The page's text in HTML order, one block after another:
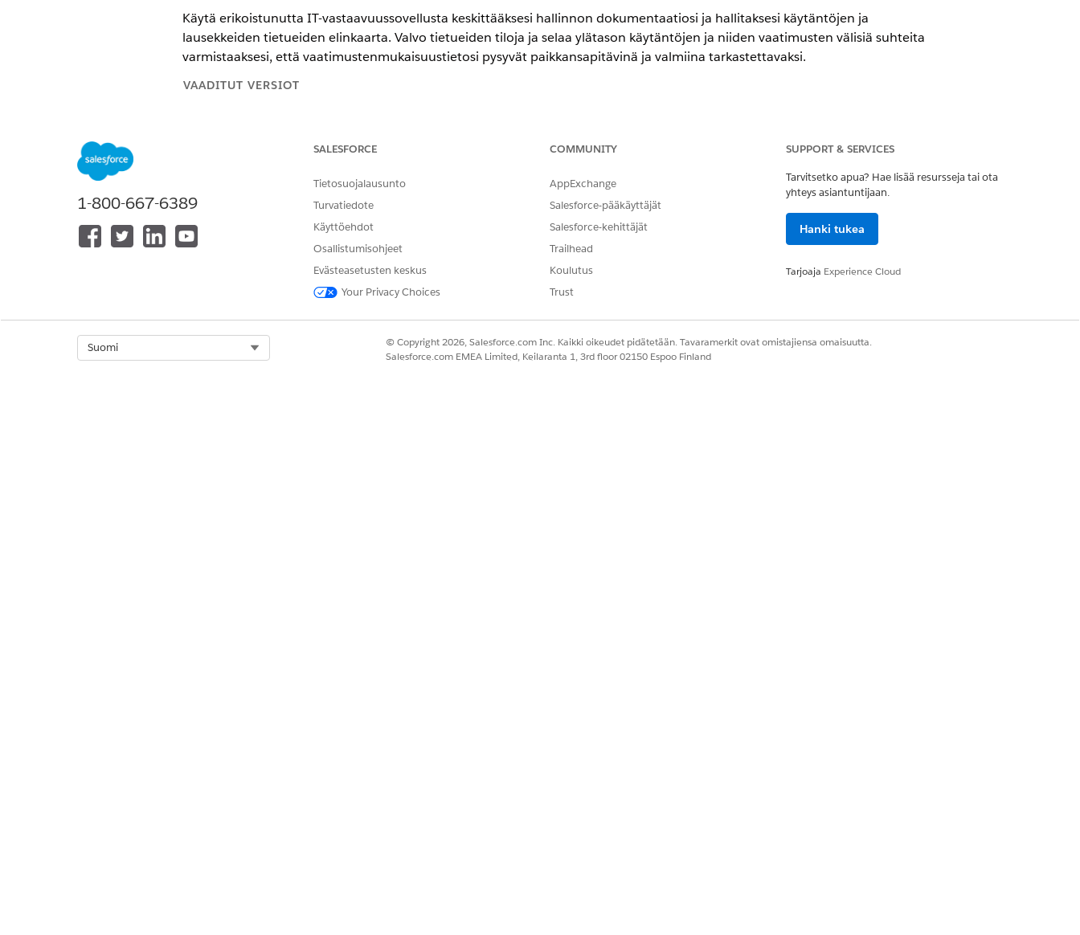
Käytä erikoistunutta IT-vastaavuussovellusta keskittääksesi hallinnon dokumentaatiosi ja hallitaksesi käytäntöjen ja
lausekkeiden tietueiden elinkaarta. Valvo tietueiden tiloja ja selaa ylätason käytäntöjen ja niiden vaatimusten välisiä suhteita
varmistaaksesi, että vaatimustenmukaisuustietosi pysyvät paikkansapitävinä ja valmiina tarkastettavaksi.
VAADITUT VERSIOT
EnterpriseEdition-,Performance UnlimitedEdition -versioissa Agentforce IT Service -palvelun avulla.
IT-vastaavuuskäytäntöjen ja käytäntöjen ehtojen luominen
Luo IT-vastaavuuskäytäntöjä ja -lausekkeita kääntääksesi ulkoisia sääntelykehyksiä, kuten SOC 2 tai HIPAA, interaktiivisiksi sisäisiksi
standardeiksi. Nämä tietueet auttavat sinua vähentämään riskejä ja varmistamaan turvalliset toiminnot kaikkialla IT-ympäristössäsi.
Luonnoskäytäntöjen lausekkeet tekoälyn avulla IT-vastaavuutta varten
Luo sisäisten käytäntöjen vaatimuksia nopeasti käyttämällä luovaa tekoälyä luodaksesi lausekkeita ulkoisten säännösten perusteella. AI-
luonnosten käyttäminen vähentää manuaalista vaivaa ja varmistaa, että käytäntösi noudattavat tiettyjä sääntelystandardeja.
Esikatsele asiakirjan asettelua ja muuta sen lausekkeiden järjestystä varmistaaksesi, että käytäntösi on organisoitu ja tarkkaavainen
tarkastajille. Järjestyksen säätäminen auttaa sinua priorisoimaan tärkeitä tietoja ja ylläpitämään loogista kulkua.
IT-vastaavuuskäytäntöjen ehtojen versioiden kartoittaminen käytäntöjen versioihin ja säännösten ehtojen versioihin
1-800-667-6389
SALESFORCE
Tietosuojalausunto
Turvatiedote
Käyttöehdot
Osallistumisohjeet
Evästeasetusten keskus
Your Privacy Choices
COMMUNITY
AppExchange
Salesforce-pääkäyttäjät
Salesforce-kehittäjät
Trailhead
Koulutus
Trust
SUPPORT & SERVICES
Tarvitsetko apua? Hae lisää resursseja tai ota
yhteys asiantuntijaan.
Hanki tukea
Tarjoaja Experience Cloud
Suomi
© Copyright 2026, Salesforce.com Inc. Kaikki oikeudet pidätetään. Tavaramerkit ovat omistajiensa omaisuutta.
Salesforce.com EMEA Limited, Keilaranta 1, 3rd floor 02150 Espoo Finland